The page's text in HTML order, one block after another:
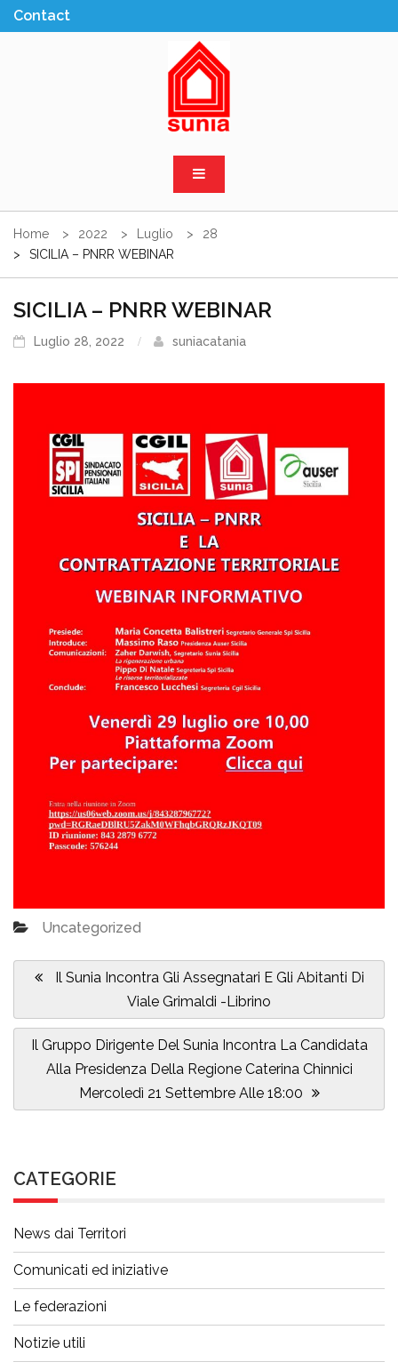
Skip
to
Home 2022 Luglio
28
SICILIA – PNRR WEBINAR
SICILIA – PNRR WEBINAR
Luglio 28, 2022 suniacatania
Uncategorized
articoliPrevious
Il Sunia Incontra Gli Assegnatari E Gli Abitanti Di
Viale Grimaldi -Librino
Next
Post:
Il Gruppo Dirigente Del Sunia Incontra La Candidata
Alla Presidenza Della Regione Caterina Chinnici
Mercoledì 21 Settembre Alle 18:00
CATEGORIE
News dai Territori
Comunicati ed iniziative
Le federazioni
Notizie utili